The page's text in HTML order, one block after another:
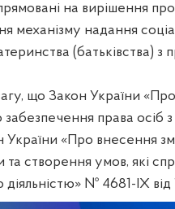
на вирішення
механізму надання
(батьківства) з
що Закон України
права осіб
України «Про внесення
та створення умов, які
№ 4681-IX від